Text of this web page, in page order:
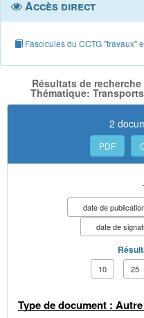
Accès direct
Fascicules du CCTG "travaux"
Résultats de
Thématique:
2
PDF
date de
date de
10 25
Type de document : Autre